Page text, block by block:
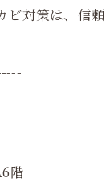
策は、信
階